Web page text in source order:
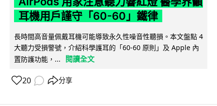
耳機用戶謹守「60-60」鐵律
長時間高音量佩戴耳機可能導致永久性噪音性聽損。本文盤點 4
大聽力受損警號，介紹科學護耳的「60-60 原則」及 Apple 內
置防護功能，...
閱讀全文
20 分享